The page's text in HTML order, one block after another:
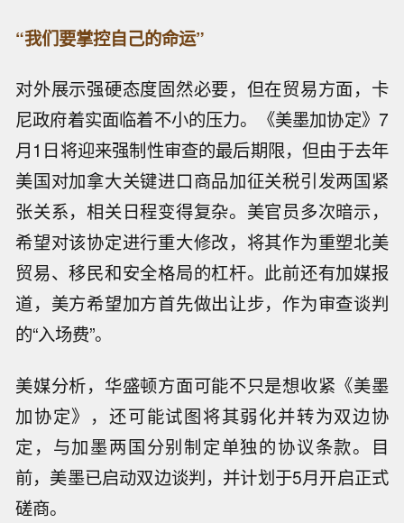
“我们要掌控自己的命运”
对外展示强硬态度固然必要，但在贸易方面，卡
尼政府着实面临着不小的压力。《美墨加协定》7
月1日将迎来强制性审查的最后期限，但由于去年
美国对加拿大关键进口商品加征关税引发两国紧
张关系，相关日程变得复杂。美官员多次暗示，
希望对该协定进行重大修改，将其作为重塑北美
贸易、移民和安全格局的杠杆。此前还有加媒报
道，美方希望加方首先做出让步，作为审查谈判
的“入场费”。
美媒分析，华盛顿方面可能不只是想收紧《美墨
加协定》，还可能试图将其弱化并转为双边协
定，与加墨两国分别制定单独的协议条款。目
前，美墨已启动双边谈判，并计划于5月开启正式
磋商。